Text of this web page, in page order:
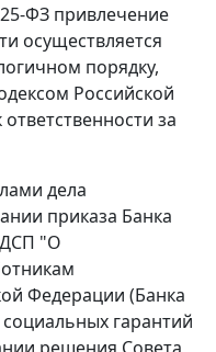
ФЗ привлечение
осуществляется
порядку,
Российской
за
дела
приказа Банка
"О
Федерации (Банка
гарантий